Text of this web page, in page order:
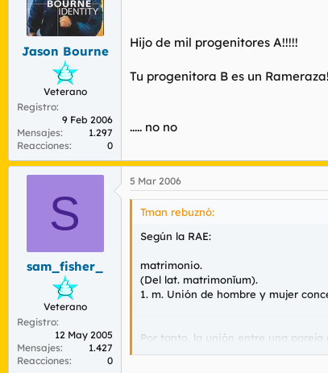
Jason Bourne
Veterano
Registro
9 Feb 2006
Mensajes
1.297
Reacciones
0
Hijo de mil progenitores A!!!!!
Tu progenitora B es un
..... no no
S
sam_fisher_
Veterano
Registro
12 May 2005
Mensajes
1.427
Reacciones
0
5 Mar 2006
Tman rebuznó:
Según la RAE:
matrimonio.
(Del lat. matrimonĭum).
1. m. Unión de hombre y mujer
Por tanto, la unión entre una pareja
una aberración lingüística.